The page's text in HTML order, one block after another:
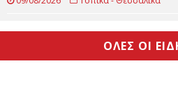
09/08/2026 Τοπικά - Θεσσαλικά
Στη Καλαμπάκα η
ενάντια στο πόλεμο στη